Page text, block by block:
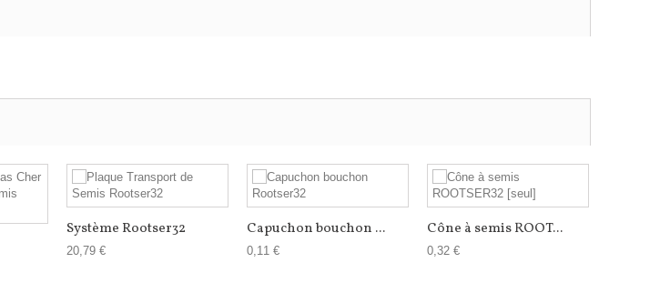
Système Rootser32
20,79 €
Capuchon bouchon ...
0,11 €
Cône à semis ROOT...
0,32 €